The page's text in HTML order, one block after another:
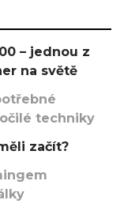
– jednou z
na světě
techniky
začít?